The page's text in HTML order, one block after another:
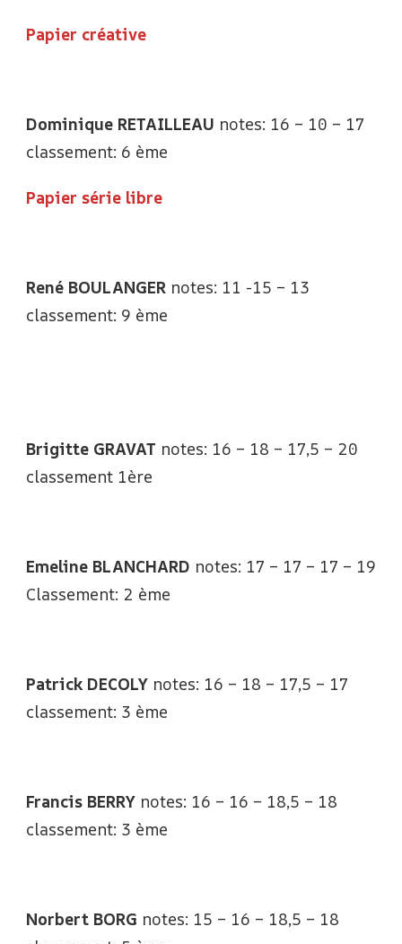
Papier créative
Dominique RETAILLEAU notes: 16 – 10 – 17
classement: 6 ème
Papier série libre
René BOULANGER notes: 11 -15 – 13
classement: 9 ème
Brigitte GRAVAT notes: 16 – 18 – 17,5 – 20
classement 1ère
Emeline BLANCHARD notes: 17 – 17 – 17 – 19
Classement: 2 ème
Patrick DECOLY notes: 16 – 18 – 17,5 – 17
classement: 3 ème
Francis BERRY notes: 16 – 16 – 18,5 – 18
classement: 3 ème
Norbert BORG notes: 15 – 16 – 18,5 – 18